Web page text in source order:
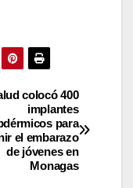
colocó 400
implantes
para
el embarazo
de jóvenes en
Monagas